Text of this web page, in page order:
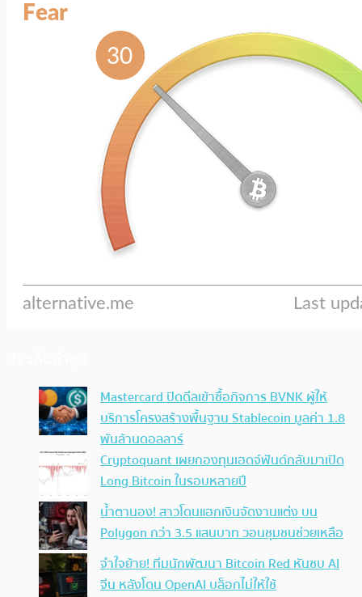
Mastercard ปิดดีลเข้าซื้อกิจการ BVNK ผู้ให้
บริการโครงสร้างพื้นฐาน Stablecoin มูลค่า 1.8
พันล้านดอลลาร์
Cryptoquant เผยกองทุนเฮดจ์ฟันด์กลับมาเปิด
Long Bitcoin ในรอบหลายปี
น้ำตานอง! สาวโดนแฮกเงินจัดงานแต่ง บน
Polygon กว่า 3.5 แสนบาท วอนชุมชนช่วยเหลือ
จำใจย้าย! ทีมนักพัฒนา Bitcoin Red หันซบ AI
จีน หลังโดน OpenAI บล็อกไม่ให้ใช้